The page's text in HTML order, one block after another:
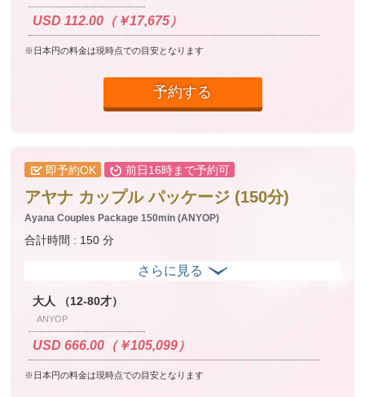
USD 112.00（￥17,675）
※日本円の料金は現時点での目安となります
予約する
即予約OK 前日16時まで予約可
アヤナ カップル パッケージ (150分)
Ayana Couples Package 150min (ANYOP)
合計時間 : 150 分
大人 （12-80才）
ANYOP
USD 666.00（￥105,099）
※日本円の料金は現時点での目安となります